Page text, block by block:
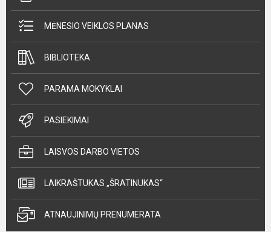
MĖNESIO VEIKLOS PLANAS
BIBLIOTEKA
PARAMA MOKYKLAI
PASIEKIMAI
LAISVOS DARBO VIETOS
LAIKRAŠTUKAS „ŠRATINUKAS“
ATNAUJINIMŲ PRENUMERATA